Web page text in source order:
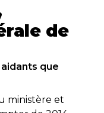
de
que
ministère et